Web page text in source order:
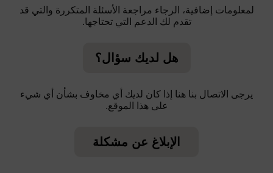
لمعلومات إضافية، الرجاء مراجعة الأسئلة المتكررة والتي قد
تقدم لك الدعم التي تحتاجها.
هل لديك سؤال؟
يرجى الاتصال بنا هنا إذا كان لديك أي مخاوف بشأن أي شيء
على هذا الموقع.
الإبلاغ عن مشكلة